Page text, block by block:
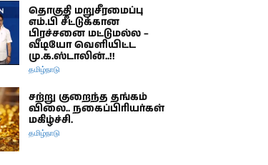
தொகுதி மறுசீரமைப்பு
எம்.பி சீட்டுக்கான
பிரச்சனை மட்டுமல்ல –
வீடியோ வெளியிட்ட
மு.க.ஸ்டாலின்..!!
தமிழ்நாடு
சற்று குறைந்த தங்கம்
விலை.. நகைப்பிரியர்கள்
மகிழ்ச்சி.
தமிழ்நாடு